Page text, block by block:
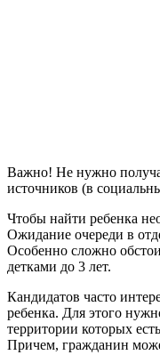
Важно! Не нужно
источников (в
Чтобы найти ребенка
Ожидание очереди в
Особенно сложно
детками до 3 лет.
Кандидатов часто
ребенка. Для этого
территории которых
Причем, гражданин